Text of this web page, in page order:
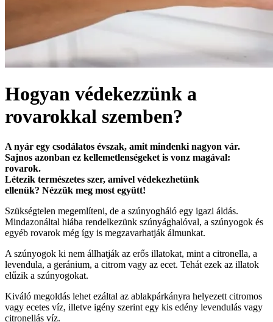
Hogyan védekezzünk a
rovarokkal szemben?
A nyár egy csodálatos évszak, amit mindenki nagyon vár.
Sajnos azonban ez kellemetlenségeket is vonz magával:
rovarok.
Létezik természetes szer, amivel védekezhetünk
ellenük? Nézzük meg most együtt!
Szükségtelen megemlíteni, de a szúnyogháló egy igazi áldás.
Mindazonáltal hiába rendelkezünk szúnyághalóval, a szúnyogok és
egyéb rovarok még így is megzavarhatják álmunkat.
A szúnyogok ki nem állhatják az erős illatokat, mint a citronella, a
levendula, a geránium, a citrom vagy az ecet. Tehát ezek az illatok
elűzik a szúnyogokat.
Kiváló megoldás lehet ezáltal az ablakpárkányra helyezett citromos
vagy ecetes víz, illetve igény szerint egy kis edény levendulás vagy
citronellás víz.